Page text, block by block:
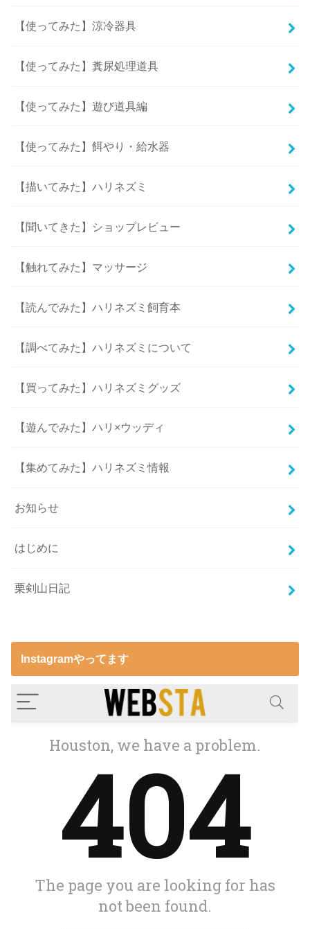
【使ってみた】涼冷器具
【使ってみた】糞尿処理道具
【使ってみた】遊び道具編
【使ってみた】餌やり・給水器
【描いてみた】ハリネズミ
【聞いてきた】ショップレビュー
【触れてみた】マッサージ
【読んでみた】ハリネズミ飼育本
【調べてみた】ハリネズミについて
【買ってみた】ハリネズミグッズ
【遊んでみた】ハリ×ウッディ
【集めてみた】ハリネズミ情報
お知らせ
はじめに
栗剣山日記
Instagramやってます